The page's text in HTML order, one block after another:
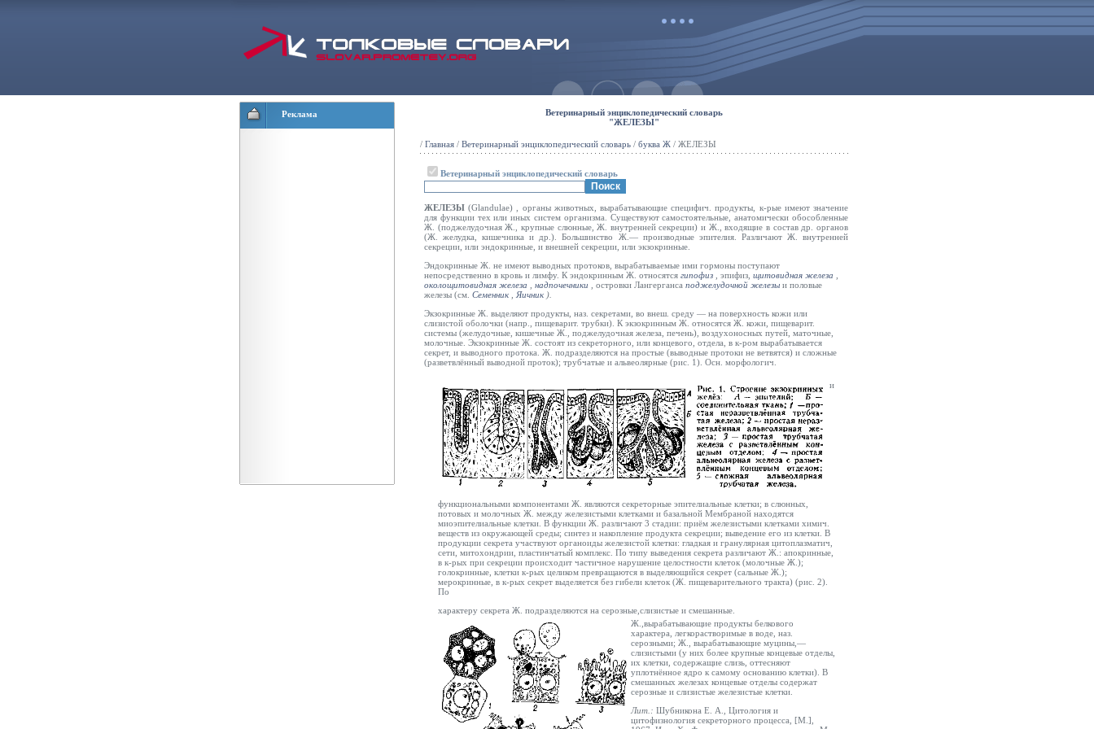
Реклама
Ветеринарный энциклопедический словарь
"ЖЕЛЕЗЫ"
/ Главная / Ветеринарный энциклопедический словарь / буква Ж / ЖЕЛЕЗЫ
Ветеринарный энциклопедический словарь
ЖЕЛЕЗЫ(Glandulae) , органы животных, вырабатывающие специфич. продукты, к-рые имеют значение
для функции тех или иных систем организма. Существуют самостоятельные, анатомически обособленные
Ж. (поджелудочная Ж., крупные слюнные, Ж. внутренней секреции) и Ж., входящие в состав др. органов
(Ж. желудка, кишечника и др.). Большинство Ж.— производные эпителия. Различают Ж. внутренней
секреции, или эндокринные, и внешней секреции, или экзокринные.
Эндокринные Ж. не имеют выводных протоков, вырабатываемые ими гормоны поступают
непосредственно в кровь и лимфу. К эндокринным Ж. относятся гипофиз эпифиз, щитовидная железа
околощитовидная железа
надпочечники островки Лангерганса поджелудочной железы и половые
железы (см. Семенник Яичник ).
Экзокринные Ж. выделяют продукты, наз. секретами, во внеш. среду — на поверхность кожи или
слизистой оболочки (напр., пищеварит. трубки). К экзокринным Ж. относятся Ж. кожи, пищеварит.
системы (желудочные, кишечные Ж., поджелудочная железа, печень), воздухоносных путей, маточные,
молочные. Экзокринные Ж. состоят из секреторного, или концевого, отдела, в к-ром вырабатывается
секрет, и выводного протока. Ж. подразделяются на простые (выводные протоки не ветвятся) и сложные
(разветвлённый выводной проток); трубчатые и альвеолярные (рис. 1). Осн. морфологич.
и
функциональными компонентами Ж. являются секреторные эпителиальные клетки; в слюнных,
потовых и молочных Ж. между железистыми клетками и базальной Мембраной находятся
миоэпителиальные клетки. В функции Ж. различают 3 стадии: приём железистыми клетками химич.
веществ из окружающей среды; синтез и накопление продукта секреции; выведение его из клетки. В
продукции секрета участвуют органоиды железистой клетки: гладкая и гранулярная цитоплазматич,
сети, митохондрии, пластинчатый комплекс. По типу выведения секрета различают Ж.: апокринные,
в к-рых при секреции происходит частичное нарушение целостности клеток (молочные Ж.);
голокринные, клетки к-рых целиком превращаются в выделяющийся секрет (сальные Ж.);
мерокринные, в к-рых секрет выделяется без гибели клеток (Ж. пищеварительного тракта) (рис. 2).
По
характеру секрета Ж. подразделяются на серозные,слизистые и смешанные.
Ж.,вырабатывающие продукты белкового
характера, легкорастворимые в воде, наз.
серозными; Ж., вырабатывающие муцины,—
слизистыми (у них более крупные концевые отделы,
их клетки, содержащие слизь, оттесняют
уплотнённое ядро к самому основанию клетки). В
смешанных железах концевые отделы содержат
серозные и слизистые железистые клетки.
Лит.: Шубникона Е. А., Цитология и
цитофизнология секреторного процесса, [М.],